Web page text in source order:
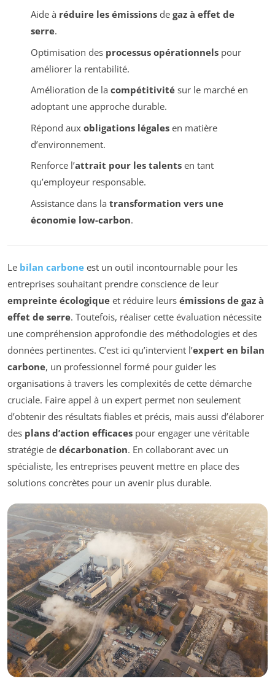
Aide à réduire les émissionsde gaz à effet de
serre.
Optimisation des processus opérationnelspour
améliorer la rentabilité.
Amélioration de la compétitivitésur le marché en
adoptant une approche durable.
Répond aux obligations légalesen matière
d’environnement.
Renforce l’attrait pour les talentsen tant
qu’employeur responsable.
Assistance dans la transformation vers une
économie low-carbon.
Le bilan carbone est un outil incontournable pour les
entreprises souhaitant prendre conscience de leur
empreinte écologique et réduire leurs émissions de gaz à
effet de serre. Toutefois, réaliser cette évaluation nécessite
une compréhension approfondie des méthodologies et des
données pertinentes. C’est ici qu’intervient l’expert en bilan
carbone, un professionnel formé pour guider les
organisations à travers les complexités de cette démarche
cruciale. Faire appel à un expert permet non seulement
d’obtenir des résultats fiables et précis, mais aussi d’élaborer
des plans d’action efficaces pour engager une véritable
stratégie de décarbonation. En collaborant avec un
spécialiste, les entreprises peuvent mettre en place des
solutions concrètes pour un avenir plus durable.